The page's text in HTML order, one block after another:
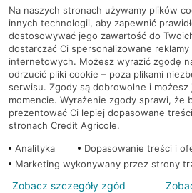
RODO
Regulamin serwisu
Mapa serwisu
PolitykaCookies
© 2026 Credit Agricole Bank Polska S.A.
Na naszych stronach używamy plików
innych technologii, aby zapewnić
dostosowywać jego zawartość do
dostarczać Ci spersonalizowane
internetowych. Możesz wyrazić zgodę
odrzucić pliki cookie – poza plikami
serwisu. Zgody są dobrowolne i
momencie. Wyrażenie zgody sprawi, że
prezentować Ci lepiej dopasowane
stronach Credit Agricole.
Analityka
Dopasowanie treści i
Marketing wykonywany przez strony
Zobacz szczegóły zgód